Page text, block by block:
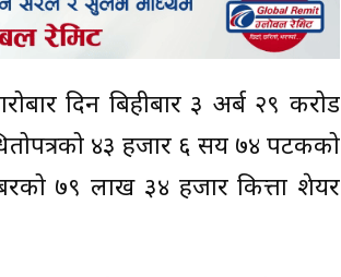
दिन बिहीबार ३ अर्ब २९ करोड
४३ हजार ६ सय ७४ पटकको
७९ लाख ३४ हजार कित्ता शेयर